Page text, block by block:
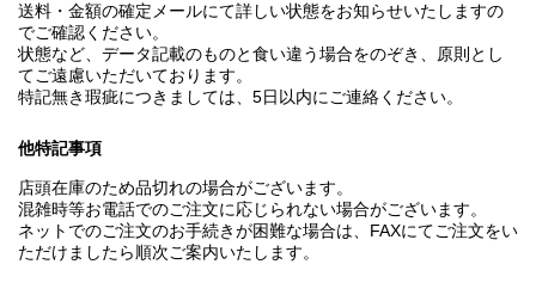
送料・金額の確定メールにて詳しい状態をお知らせいたしますの
でご確認ください。
状態など、データ記載のものと食い違う場合をのぞき、原則とし
てご遠慮いただいております。
特記無き瑕疵につきましては、5日以内にご連絡ください。
他特記事項
店頭在庫のため品切れの場合がございます。
混雑時等お電話でのご注文に応じられない場合がございます。
ネットでのご注文のお手続きが困難な場合は、FAXにてご注文をい
ただけましたら順次ご案内いたします。